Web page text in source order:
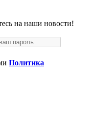
на наши новости!
Политика